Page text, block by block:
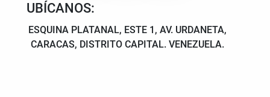
UBÍCANOS:
ESQUINA PLATANAL, ESTE 1, AV. URDANETA,
CARACAS, DISTRITO CAPITAL. VENEZUELA.